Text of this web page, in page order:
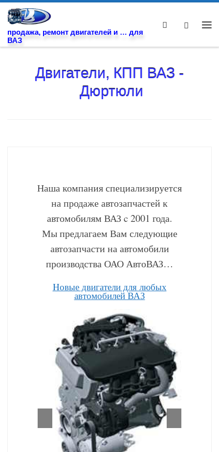
Skip to content
продажа, ремонт двигателей и … для
ВАЗ
Search
Двигатели, КПП ВАЗ -
Дюртюли
Наша компания специализируется
на продаже автозапчастей к
автомобилям ВАЗ c 2001 года.
Мы предлагаем Вам следующие
автозапчасти на автомобили
производства ОАО АвтоВАЗ…
Hовые двигатели для любых
автомобилей ВАЗ